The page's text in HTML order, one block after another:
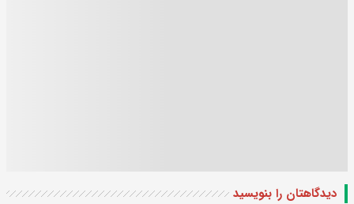
دیدگاهتان را بنویسید